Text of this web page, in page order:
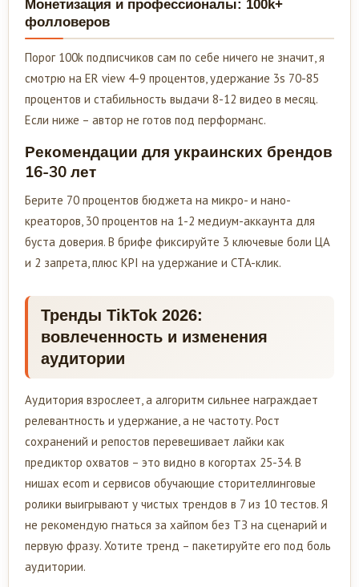
Монетизация и профессионалы: 100k+
фолловеров
Порог 100k подписчиков сам по себе ничего не значит, я
смотрю на ER view 4-9 процентов, удержание 3s 70-85
процентов и стабильность выдачи 8-12 видео в месяц.
Если ниже – автор не готов под перформанс.
Рекомендации для украинских брендов
16-30 лет
Берите 70 процентов бюджета на микро- и нано-
креаторов, 30 процентов на 1-2 медиум-аккаунта для
буста доверия. В брифе фиксируйте 3 ключевые боли ЦА
и 2 запрета, плюс KPI на удержание и CTA-клик.
Тренды TikTok 2026:
вовлеченность и изменения
аудитории
Аудитория взрослеет, а алгоритм сильнее награждает
релевантность и удержание, а не частоту. Рост
сохранений и репостов перевешивает лайки как
предиктор охватов – это видно в когортах 25-34. В
нишах ecom и сервисов обучающие сторителлинговые
ролики выигрывают у чистых трендов в 7 из 10 тестов. Я
не рекомендую гнаться за хайпом без ТЗ на сценарий и
первую фразу. Хотите тренд – пакетируйте его под боль
аудитории.